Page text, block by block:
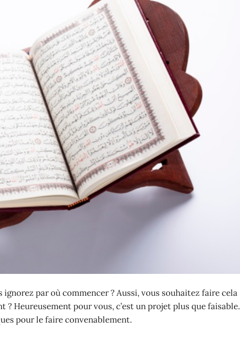
par où commencer ? Aussi, vous souhaitez faire cela
Heureusement pour vous, c’est un projet plus que faisable.
pour le faire convenablement.